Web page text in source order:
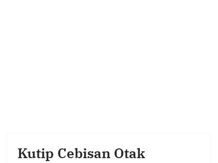
Kutip Cebisan Otak